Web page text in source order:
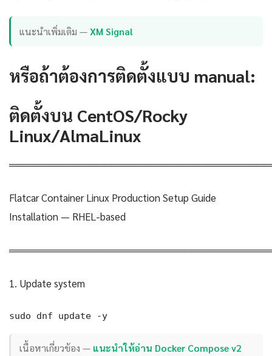
แนะนำเพิ่มเติม —XM Signal
หรือถ้าต้องการติดตั้งแบบ manual:
ติดตั้งบน CentOS/Rocky
Linux/AlmaLinux
Flatcar Container Linux Production Setup Guide
Installation — RHEL-based
1. Update system
sudo dnf update -y
เนื้อหาเกี่ยวข้อง — แนะนำให้อ่าน Docker Compose v2